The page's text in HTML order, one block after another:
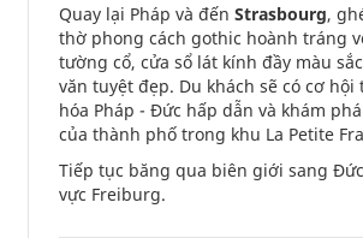
Quay lại Pháp và đến Strasbourg,
thờ phong cách gothic hoành tráng
tường cổ, cửa sổ lát kính đầy màu
văn tuyệt đẹp. Du khách sẽ có cơ
hóa Pháp - Đức hấp dẫn và khám
của thành phố trong khu La Petite
Tiếp tục băng qua biên giới sang
vực Freiburg.